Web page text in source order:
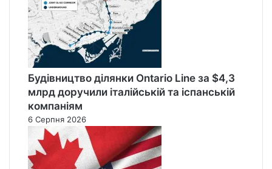
Будівництво ділянки Ontario Line за $4,3
млрд доручили італійській та іспанській
компаніям
6 Серпня 2026